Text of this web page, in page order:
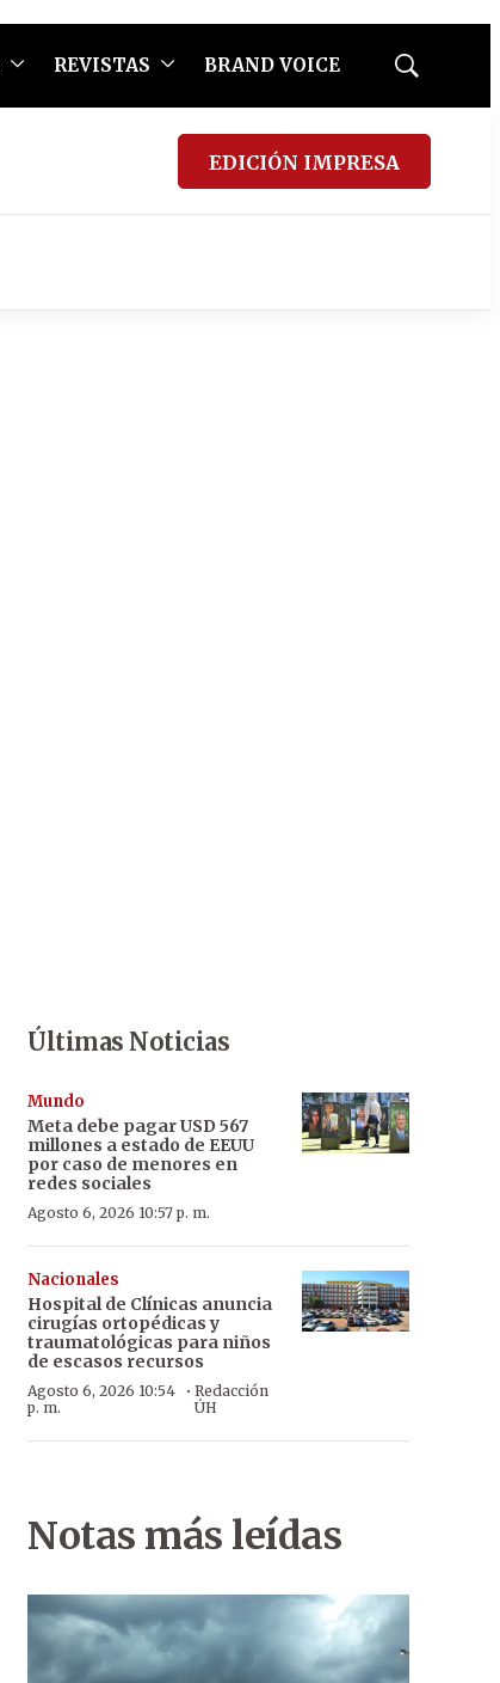
REVISTAS BRAND VOICE
Mostrar
EDICIÓN IMPRESA
Últimas Noticias
Mundo
Meta debe pagar USD 567
millones a estado de EEUU
por caso de menores en
redes sociales
Agosto 6, 2026 10:57 p. m.
Nacionales
Hospital de Clínicas anuncia
cirugías ortopédicas y
traumatológicas para niños
de escasos recursos
Agosto 6, 2026 10:54
p. m.
· Redacción
ÚH
Notas más leídas